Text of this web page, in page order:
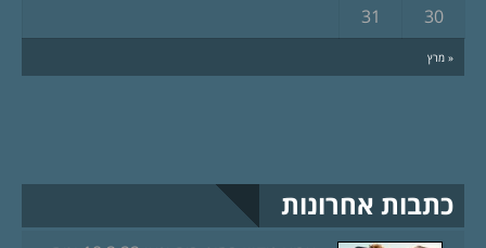
« מרץ
30
31
כתבות אחרונות